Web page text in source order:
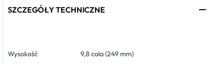
SZCZEGÓŁY TECHNICZNE
Wysokość 9,8 cala (249 mm)